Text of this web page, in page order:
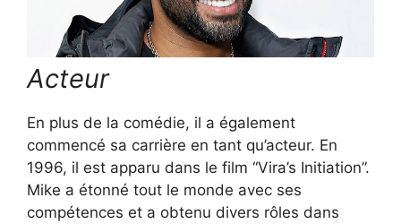
Acteur
En plus de la comédie, il a également
commencé sa carrière en tant qu’acteur. En
1996, il est apparu dans le film “Vira’s Initiation”.
Mike a étonné tout le monde avec ses
compétences et a obtenu divers rôles dans